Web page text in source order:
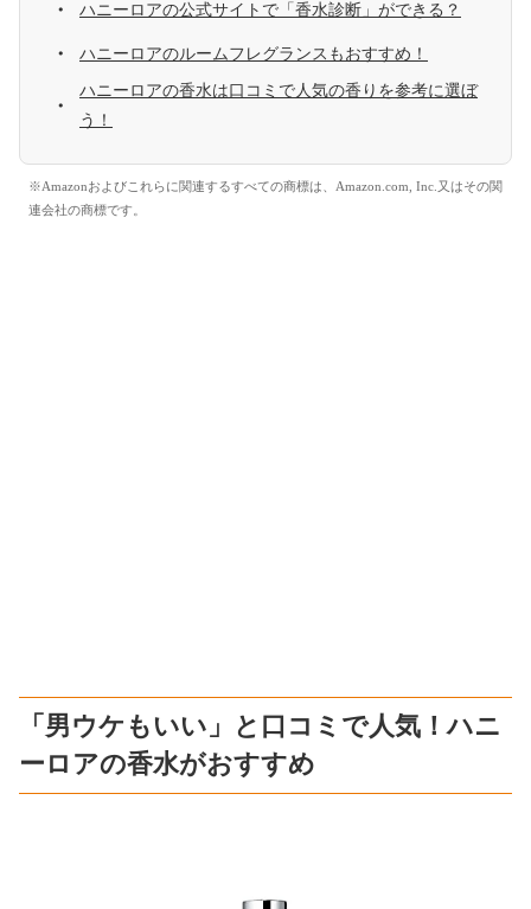
ハニーロアの公式サイトで「香水診断」ができる？
ハニーロアのルームフレグランスもおすすめ！
ハニーロアの香水は口コミで人気の香りを参考に選ぼ
う！
※Amazonおよびこれらに関連するすべての商標は、Amazon.com, Inc.又はその関
連会社の商標です。
「男ウケもいい」と口コミで人気！ハニ
ーロアの香水がおすすめ